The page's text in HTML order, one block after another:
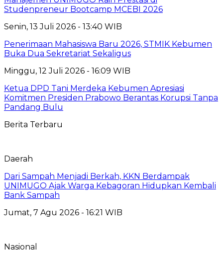
Studenpreneur Bootcamp MCEBI 2026
Senin, 13 Juli 2026 - 13:40 WIB
Penerimaan Mahasiswa Baru 2026, STMIK Kebumen
Buka Dua Sekretariat Sekaligus
Minggu, 12 Juli 2026 - 16:09 WIB
Ketua DPD Tani Merdeka Kebumen Apresiasi
Komitmen Presiden Prabowo Berantas Korupsi Tanpa
Pandang Bulu
Berita Terbaru
Daerah
Dari Sampah Menjadi Berkah, KKN Berdampak
UNIMUGO Ajak Warga Kebagoran Hidupkan Kembali
Bank Sampah
Jumat, 7 Agu 2026 - 16:21 WIB
Nasional